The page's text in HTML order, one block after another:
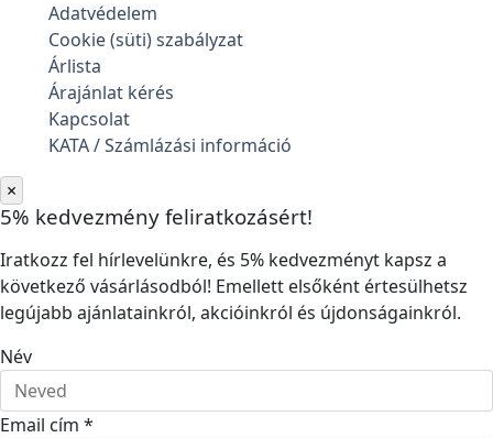
Adatvédelem
Cookie (süti) szabályzat
Árlista
Árajánlat kérés
Kapcsolat
KATA / Számlázási információ
×
5% kedvezmény feliratkozásért!
Iratkozz fel hírlevelünkre, és 5% kedvezményt kapsz a
következő vásárlásodból! Emellett elsőként értesülhetsz
legújabb ajánlatainkról, akcióinkról és újdonságainkról.
Név
Email cím *